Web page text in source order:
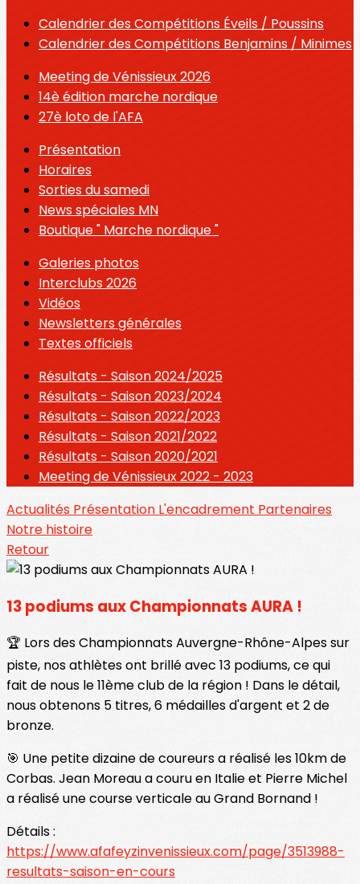
Calendrier des Compétitions Éveils / Poussins
Calendrier des Compétitions Benjamins / Minimes
Meeting de Vénissieux 2026
14è édition marche nordique
27è loto de l'AFA
Présentation
Horaires
Sorties du samedi
News spéciales MN
Boutique " Marche nordique "
Galeries photos
Interclubs 2026
Vidéos
Newsletters générales
Textes officiels
Résultats - Saison 2024/2025
Résultats - Saison 2023/2024
Résultats - Saison 2022/2023
Résultats - Saison 2021/2022
Résultats - Saison 2020/2021
Meeting de Vénissieux 2022 - 2023
Actualités Présentation L'encadrement Partenaires
Notre histoire
Retour
13 podiums aux Championnats AURA !
🏆 Lors des Championnats Auvergne-Rhône-Alpes sur
piste, nos athlètes ont brillé avec 13 podiums, ce qui
fait de nous le 11ème club de la région ! Dans le détail,
nous obtenons 5 titres, 6 médailles d'argent et 2 de
bronze.
🎯 Une petite dizaine de coureurs a réalisé les 10km de
Corbas. Jean Moreau a couru en Italie et Pierre Michel
a réalisé une course verticale au Grand Bornand !
Détails :
https://www.afafeyzinvenissieux.com/page/3513988-
resultats-saison-en-cours